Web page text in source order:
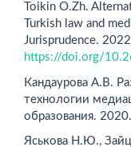
Toikin O.Zh.
Turkish law and
Jurisprudence.
https://doi.org/
Кандаурова А.В.
технологии
образования.
Яськова Н.Ю.,